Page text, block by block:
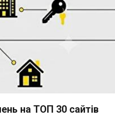
на ТОП 30 сайтів